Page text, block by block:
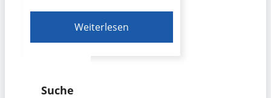
Weiterlesen
Suche